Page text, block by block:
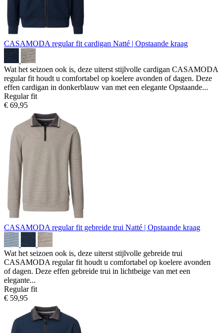
CASAMODA regular fit cardigan Natté | Opstaande kraag
Wat het seizoen ook is, deze uiterst stijlvolle cardigan CASAMODA
regular fit houdt u comfortabel op koelere avonden of dagen. Deze
effen cardigan in donkerblauw van met een elegante Opstaande...
Regular fit
€ 69,95
CASAMODA regular fit gebreide trui Natté | Opstaande kraag
Wat het seizoen ook is, deze uiterst stijlvolle gebreide trui
CASAMODA regular fit houdt u comfortabel op koelere avonden
of dagen. Deze effen gebreide trui in lichtbeige van met een
elegante...
Regular fit
€ 59,95